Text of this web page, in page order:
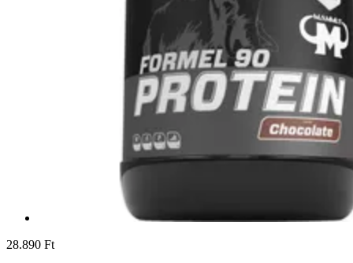
28.890 Ft